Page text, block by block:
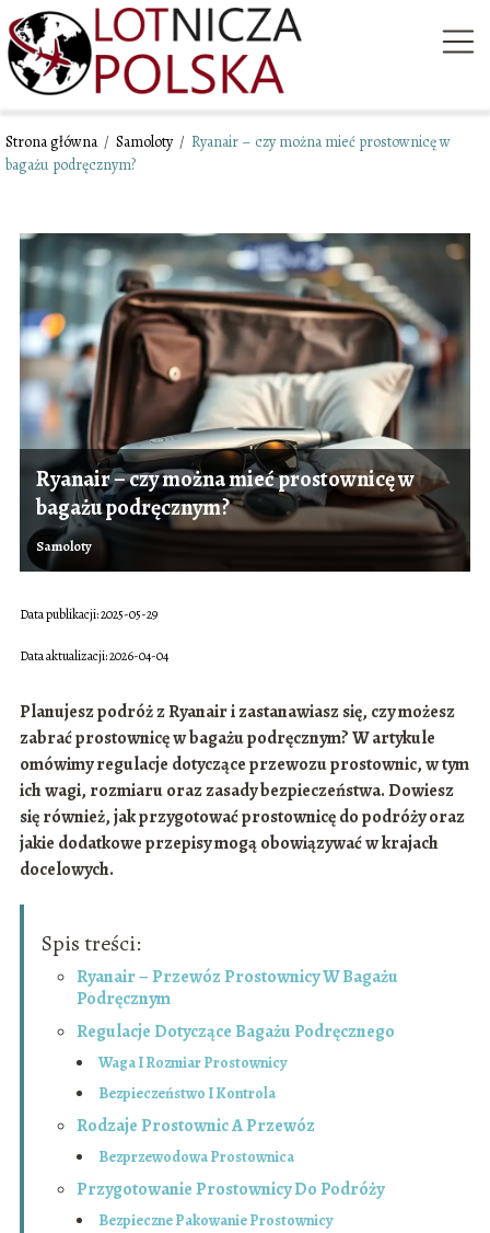
Strona główna / Samoloty / Ryanair – czy można mieć prostownicę w
bagażu podręcznym?
Ryanair – czy można mieć prostownicę w
bagażu podręcznym?
Samoloty
Data publikacji: 2025-05-29
Data aktualizacji: 2026-04-04
Planujesz podróż z Ryanair i zastanawiasz się, czy możesz
zabrać prostownicę w bagażu podręcznym? W artykule
omówimy regulacje dotyczące przewozu prostownic, w tym
ich wagi, rozmiaru oraz zasady bezpieczeństwa. Dowiesz
się również, jak przygotować prostownicę do podróży oraz
jakie dodatkowe przepisy mogą obowiązywać w krajach
docelowych.
Spis treści:
Ryanair – Przewóz Prostownicy W Bagażu
Podręcznym
Regulacje Dotyczące Bagażu Podręcznego
Waga I Rozmiar Prostownicy
Bezpieczeństwo I Kontrola
Rodzaje Prostownic A Przewóz
Bezprzewodowa Prostownica
Przygotowanie Prostownicy Do Podróży
Bezpieczne Pakowanie Prostownicy